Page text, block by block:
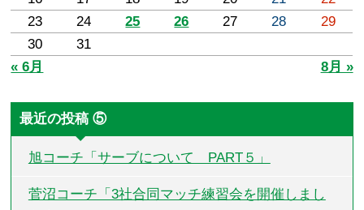
23
24 25 26 27 28
29
30
31
« 6月
8月 »
最近の投稿 ⑤
旭コーチ「サーブについて PART５」
菅沼コーチ「3社合同マッチ練習会を開催しまし